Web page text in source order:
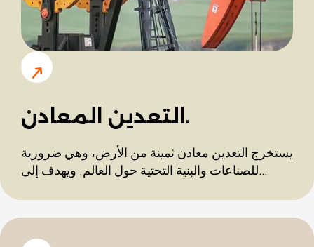
التعدين المعادن.
يستخرج التعدين معادن ثمينة من الأرض، وهي ضرورية
للصناعات والبنية التحتية حول العالم. ويهدف إلى…